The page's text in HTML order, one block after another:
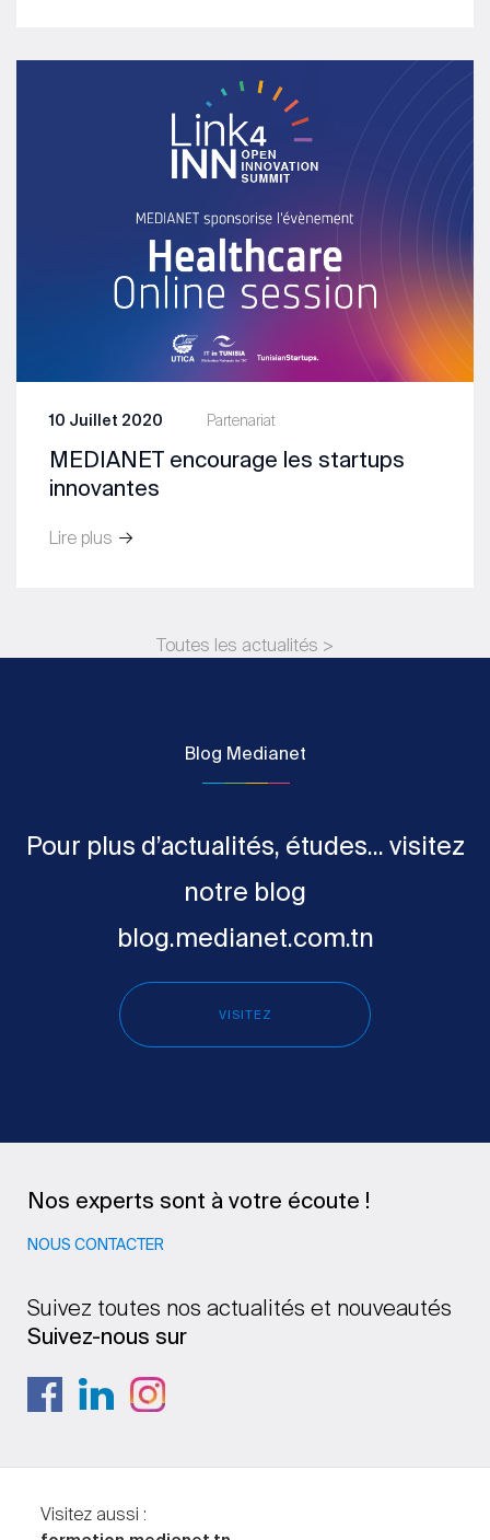
Partenariat
10 Juillet 2020
MEDIANET encourage les startups
innovantes
Lire plus
Toutes les actualités >
Blog Medianet
Pour plus d’actualités, études... visitez
notre blog
blog.medianet.com.tn
VISITEZ
Nos experts sont à votre écoute !
NOUS CONTACTER
Suivez toutes nos actualités et nouveautés
Suivez-nous sur
Visitez aussi :